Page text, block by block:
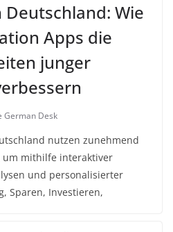
Deutschland: Wie
Apps die
junger
German Desk
nutzen zunehmend
um mithilfe interaktiver
und personalisierter
Sparen, Investieren,